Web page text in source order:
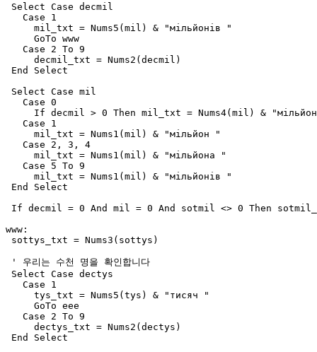
Select Case decmil
   Case 1
     mil_txt = Nums5(mil) & "мільйонів "
     GoTo www
   Case 2 To 9
     decmil_txt = Nums2(decmil)
End Select
Select Case mil
   Case 0
If decmil > 0 Then mil_txt = Nums4(mil) &
   Case 1
     mil_txt = Nums1(mil) & "мільйон "
   Case 2, 3, 4
     mil_txt = Nums1(mil) & "мільйона "
   Case 5 To 9
     mil_txt = Nums1(mil) & "мільйонів "
End Select
If decmil = 0 And mil = 0 And sotmil <> 0 Then
www:
sottys_txt = Nums3(sottys)
' 우리는 수천 명을 확인합니다
Select Case dectys
   Case 1
     tys_txt = Nums5(tys) & "тисяч "
     GoTo eee
   Case 2 To 9
     dectys_txt = Nums2(dectys)
End Select